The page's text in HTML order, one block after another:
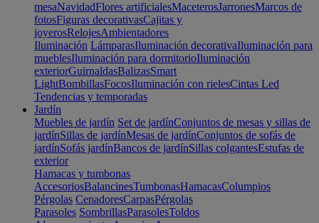
mesaNavidadFlores artificialesMaceterosJarronesMarcos de
fotosFiguras decorativasCajitas y
joyerosRelojesAmbientadores
Iluminación LámparasIluminación decorativaIluminación para
mueblesIluminación para dormitorioIluminación
exteriorGuirnaldasBalizasSmart
LightBombillasFocosIluminación con rielesCintas Led
Tendencias y temporadas
Jardín
Muebles de jardín Set de jardínConjuntos de mesas y sillas de
jardínSillas de jardínMesas de jardínConjuntos de sofás de
jardínSofás jardínBancos de jardínSillas colgantesEstufas de
exterior
Hamacas y tumbonas
AccesoriosBalancinesTumbonasHamacasColumpios
Pérgolas CenadoresCarpasPérgolas
Parasoles SombrillasParasolesToldos